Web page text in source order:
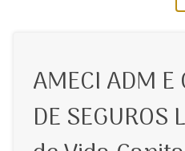
AMECI ADM E
DE